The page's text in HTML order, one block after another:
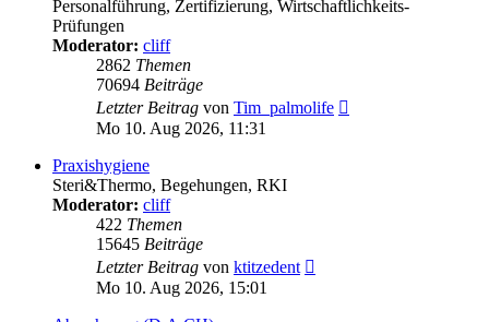
Personalführung, Zertifizierung, Wirtschaftlichkeits-
Prüfungen
Moderator: cliff
2862 Themen
70694 Beiträge
Letzter Beitrag von Tim_palmolife
Mo 10. Aug 2026, 11:31
Praxishygiene
Steri&Thermo, Begehungen, RKI
Moderator: cliff
422 Themen
15645 Beiträge
Letzter Beitrag von ktitzedent
Mo 10. Aug 2026, 15:01